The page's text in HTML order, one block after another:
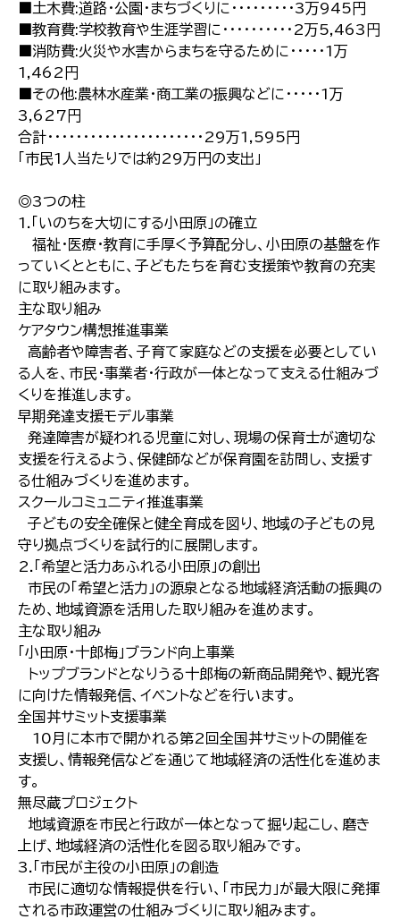
■土木費:道路・公園・まちづくりに・・・・・・・・・3万945円
■教育費:学校教育や生涯学習に・・・・・・・・・・2万5,463円
■消防費:火災や水害からまちを守るために・・・・・1万
1,462円
■その他:農林水産業・商工業の振興などに・・・・・1万
3,627円
合計・・・・・・・・・・・・・・・・・・・・・・29万1,595円
「市民1人当たりでは約29万円の支出」
◎3つの柱
1.「いのちを大切にする小田原」の確立
福祉・医療・教育に手厚く予算配分し、小田原の基盤を作
っていくとともに、子どもたちを育む支援策や教育の充実
に取り組みます。
主な取り組み
ケアタウン構想推進事業
高齢者や障害者、子育て家庭などの支援を必要としてい
る人を、市民・事業者・行政が一体となって支える仕組みづ
くりを推進します。
早期発達支援モデル事業
発達障害が疑われる児童に対し、現場の保育士が適切な
支援を行えるよう、保健師などが保育園を訪問し、支援す
る仕組みづくりを進めます。
スクールコミュニティ推進事業
子どもの安全確保と健全育成を図り、地域の子どもの見
守り拠点づくりを試行的に展開します。
2.「希望と活力あふれる小田原」の創出
市民の「希望と活力」の源泉となる地域経済活動の振興の
ため、地域資源を活用した取り組みを進めます。
主な取り組み
「小田原・十郎梅」ブランド向上事業
トップブランドとなりうる十郎梅の新商品開発や、観光客
に向けた情報発信、イベントなどを行います。
全国丼サミット支援事業
10月に本市で開かれる第2回全国丼サミットの開催を
支援し、情報発信などを通じて地域経済の活性化を進めま
す。
無尽蔵プロジェクト
地域資源を市民と行政が一体となって掘り起こし、磨き
上げ、地域経済の活性化を図る取り組みです。
3.「市民が主役の小田原」の創造
市民に適切な情報提供を行い、｢市民力」が最大限に発揮
される市政運営の仕組みづくりに取り組みます。